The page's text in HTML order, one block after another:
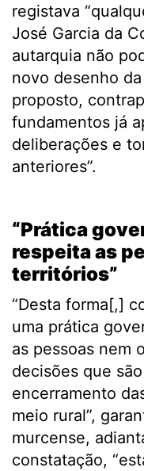
registava
José Garcia da
autarquia não
novo desenho
proposto,
fundamentos já
deliberações e
anteriores”.
“Prática
respeita as
territórios”
“Desta forma[,]
uma prática
as pessoas nem
decisões que
encerramento
meio rural”,
murcense,
constatação,